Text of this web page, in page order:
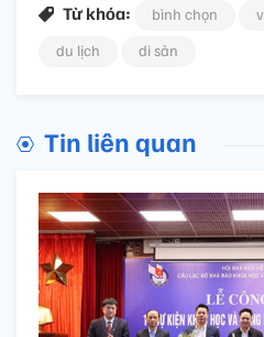
Từ khóa: bình chọn
du lịch
di sản
Tin liên quan